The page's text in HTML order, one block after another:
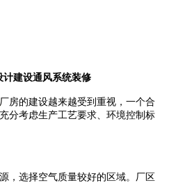
计建设通风系统装修
厂房的建设越来越受到重视，一个合
分考虑生产工艺要求、环境控制标
，选择空气质量较好的区域。厂区